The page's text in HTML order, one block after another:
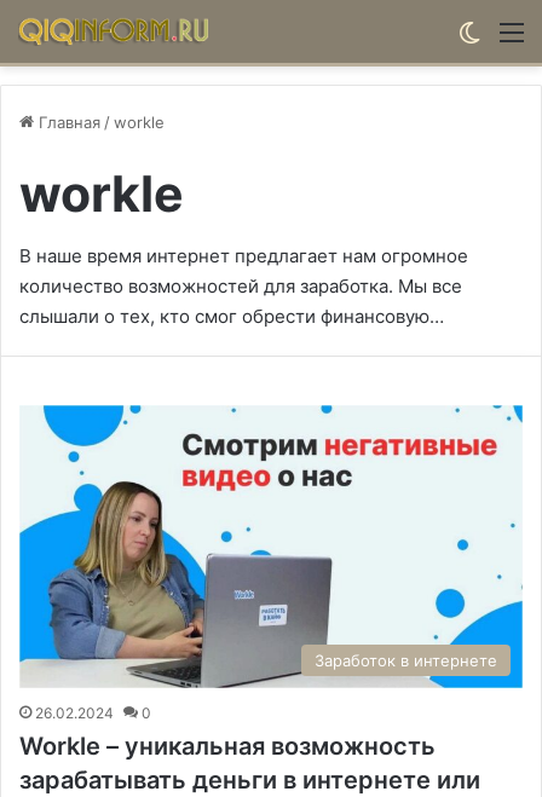
Главная /workle
workle
В наше время интернет предлагает нам огромное
количество возможностей для заработка. Мы все
слышали о тех, кто смог обрести финансовую…
Заработок в интернете
26.02.2024 0
Workle – уникальная возможность
зарабатывать деньги в интернете или